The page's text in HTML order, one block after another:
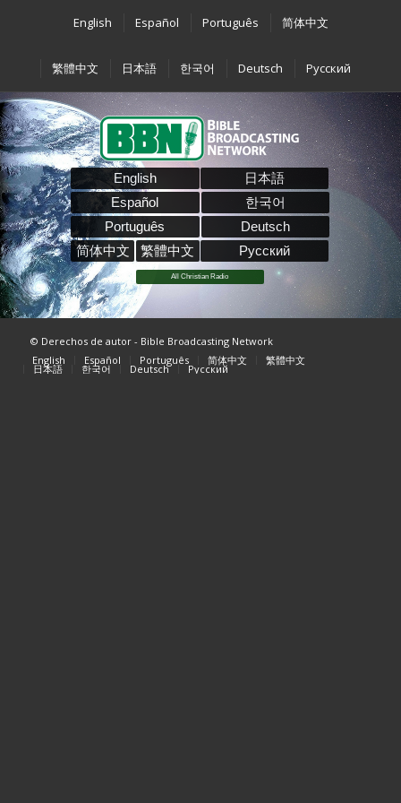
English Español Português 简体中文
繁體中文 日本語 한국어 Deutsch Pусский
English
Español
Português
简体中文
繁體中文
日本語
한국어
Deutsch
Pусский
All Christian Radio
© Derechos de autor - Bible Broadcasting Network
English
Español Português 简体中文 繁體中文
日本語 한국어 Deutsch Pусский